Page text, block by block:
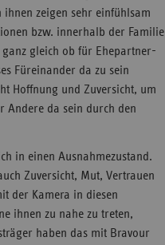
zeigen sehr einfühlsam
bzw. innerhalb der Familie
gleich ob für Ehepartner-
Füreinander da zu sein
Hoffnung und Zuversicht, um
Andere da sein durch den
in einen Ausnahmezustand.
Zuversicht, Mut, Vertrauen
der Kamera in diesen
ihnen zu nahe zu treten,
haben das mit Bravour